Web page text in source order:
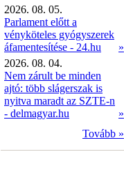
2026. 08. 05.
Parlament előtt a
vényköteles gyógyszerek
áfamentesítése - 24.hu
»
2026. 08. 04.
Nem zárult be minden
ajtó: több slágerszak is
nyitva maradt az SZTE-n
- delmagyar.hu
»
Tovább »